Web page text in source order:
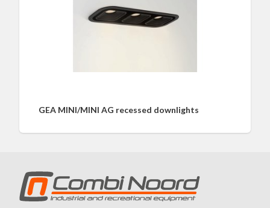
GEA MINI/MINI AG recessed downlights